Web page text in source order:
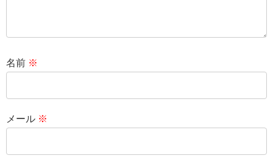
名前 ※
メール ※